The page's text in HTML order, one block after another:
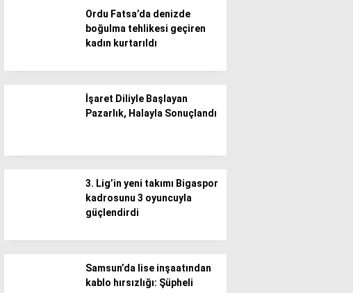
Magazin
Ordu Fatsa’da denizde
boğulma tehlikesi geçiren
kadın kurtarıldı
İşaret Diliyle Başlayan
Pazarlık, Halayla Sonuçlandı
3. Lig’in yeni takımı Bigaspor
kadrosunu 3 oyuncuyla
güçlendirdi
Samsun’da lise inşaatından
kablo hırsızlığı: Şüpheli